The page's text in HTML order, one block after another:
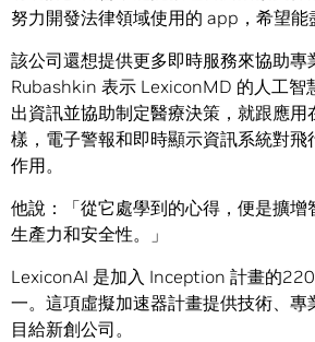
努力開發法律領域使用的 app，希望能
該公司還想提供更多即時服務來協助專
Rubashkin 表示 LexiconMD 的人工智
出資訊並協助制定醫療決策，就跟應用
樣，電子警報和即時顯示資訊系統對飛
作用。
他說：「從它處學到的心得，便是擴增
生產力和安全性。」
LexiconAI 是加入 Inception 計畫的
一。這項虛擬加速器計畫提供技術、專
目給新創公司。